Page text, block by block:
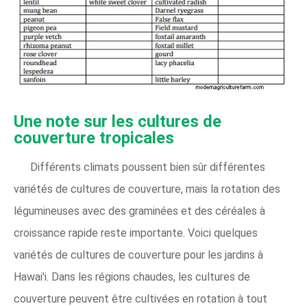
Une note sur les cultures de
couverture tropicales
Différents climats poussent bien sûr différentes
variétés de cultures de couverture, mais la rotation des
légumineuses avec des graminées et des céréales à
croissance rapide reste importante. Voici quelques
variétés de cultures de couverture pour les jardins à
Hawai'i. Dans les régions chaudes, les cultures de
couverture peuvent être cultivées en rotation à tout